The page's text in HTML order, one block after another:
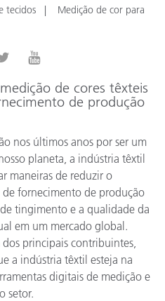
tecidos
Medição de cor para
de cores têxteis
de produção
nos últimos anos por ser um
planeta, a indústria têxtil
maneiras de reduzir o
fornecimento de produção
tingimento e a qualidade da
em um mercado global.
principais contribuintes,
a indústria têxtil esteja na
digitais de medição e
setor.